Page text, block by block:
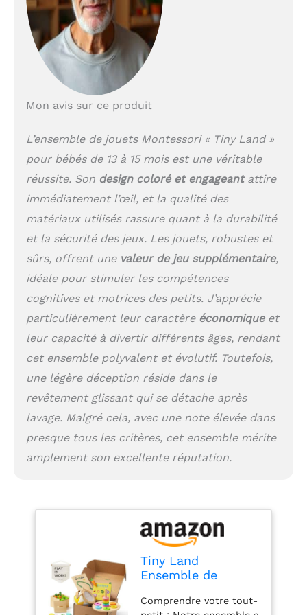
intelligente de jouets :
plongez dans le monde
fascinant de nos jouets,
soigneusement conçus
pour éveiller la curiosité
encourager son esprit
des coups de tambour
pour bébés ou les
fascinants défis du
puzzle d'appariement
des tailles, chaque jouet
libère une perception
capacités de résolution
de problèmes plus
aiguisées et des
possibilités créatives
infinies. Préparez-vous
pour une aventure où
chaque heure de jeu est
un voyage passionnant
de découverte et de
fantaisie! Montessori au
basés sur la philosophie
Montessori et
encouragent les enfants
indépendante et à
jouet a été
soigneusement
sélectionné pour les
jeunes enfants âgés de
leurs besoins
Mon avis sur ce produit
L’ensemble de jouets Montessori « Tiny Land »
pour bébés de 13 à 15 mois est une véritable
réussite. Son design coloré et engageantattire
immédiatement l’œil, et la qualité des
matériaux utilisés rassure quant à la durabilité
et la sécurité des jeux. Les jouets, robustes et
sûrs, offrent une valeur de jeu supplémentaire,
idéale pour stimuler les compétences
cognitives et motrices des petits. J’apprécie
particulièrement leur caractère économiqueet
leur capacité à divertir différents âges, rendant
cet ensemble polyvalent et évolutif. Toutefois,
une légère déception réside dans le
revêtement glissant qui se détache après
lavage. Malgré cela, avec une note élevée dans
presque tous les critères, cet ensemble mérite
amplement son excellente réputation.
Tiny Land
Ensemble de
pour Bébé de 13-15
Comprendre votre tout-